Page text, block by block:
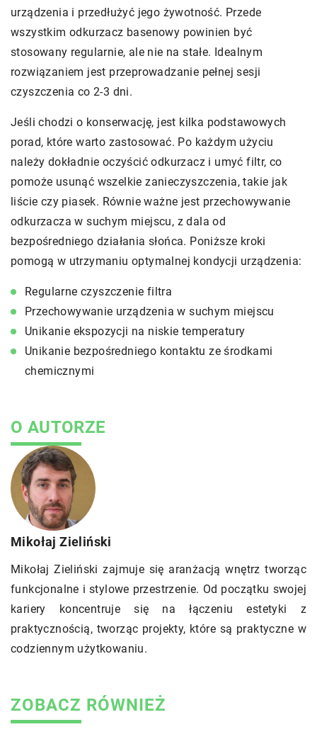
urządzenia i przedłużyć jego żywotność. Przede
wszystkim odkurzacz basenowy powinien być
stosowany regularnie, ale nie na stałe. Idealnym
rozwiązaniem jest przeprowadzanie pełnej sesji
czyszczenia co 2-3 dni.
Jeśli chodzi o konserwację, jest kilka podstawowych
porad, które warto zastosować. Po każdym użyciu
należy dokładnie oczyścić odkurzacz i umyć filtr, co
pomoże usunąć wszelkie zanieczyszczenia, takie jak
liście czy piasek. Równie ważne jest przechowywanie
odkurzacza w suchym miejscu, z dala od
bezpośredniego działania słońca. Poniższe kroki
pomogą w utrzymaniu optymalnej kondycji urządzenia:
Regularne czyszczenie filtra
Przechowywanie urządzenia w suchym miejscu
Unikanie ekspozycji na niskie temperatury
Unikanie bezpośredniego kontaktu ze środkami
chemicznymi
O AUTORZE
Mikołaj Zieliński
Mikołaj Zieliński zajmuje się aranżacją wnętrz tworząc
funkcjonalne i stylowe przestrzenie. Od początku swojej
kariery koncentruje się na łączeniu estetyki z
praktycznością, tworząc projekty, które są praktyczne w
codziennym użytkowaniu.
ZOBACZ RÓWNIEŻ